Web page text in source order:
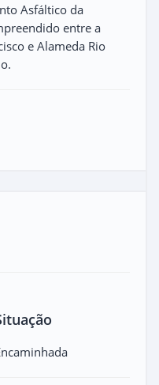
Asfáltico da
entre a
e Alameda Rio